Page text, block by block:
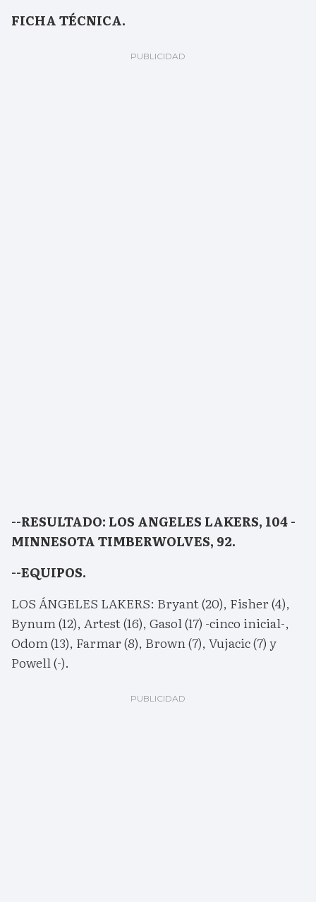
FICHA TÉCNICA.
--RESULTADO: LOS ANGELES LAKERS, 104 -
MINNESOTA TIMBERWOLVES, 92.
--EQUIPOS.
LOS ÁNGELES LAKERS: Bryant (20), Fisher (4),
Bynum (12), Artest (16), Gasol (17) -cinco inicial-,
Odom (13), Farmar (8), Brown (7), Vujacic (7) y
Powell (-).